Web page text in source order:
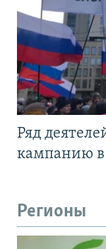
Ряд
кампанию в
Регионы